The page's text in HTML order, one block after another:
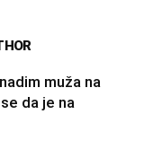
muža na
da je na